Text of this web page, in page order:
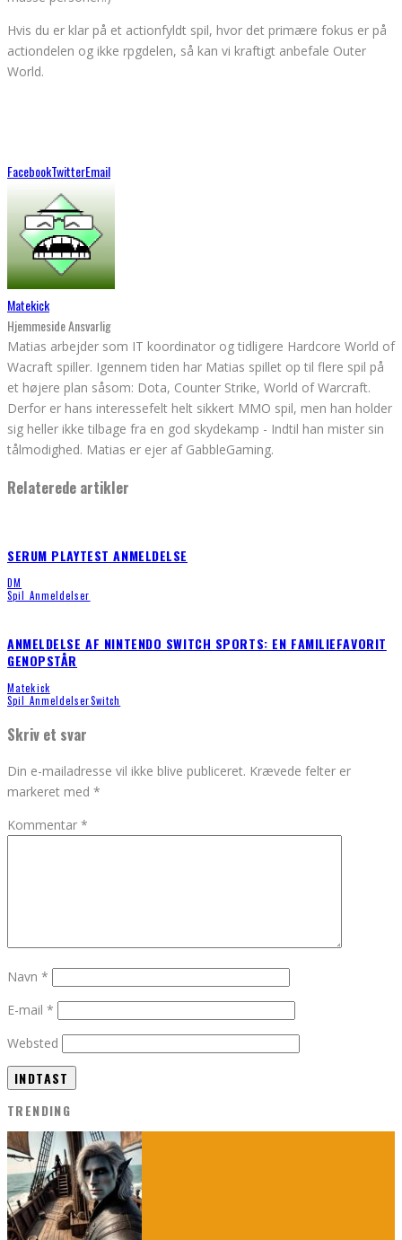
Hvis du er klar på et actionfyldt spil, hvor det primære fokus er på
actiondelen og ikke rpgdelen, så kan vi kraftigt anbefale Outer
World.
FacebookTwitterEmail
Matekick
Hjemmeside Ansvarlig
Matias arbejder som IT koordinator og tidligere Hardcore World of
Wacraft spiller. Igennem tiden har Matias spillet op til flere spil på
et højere plan såsom: Dota, Counter Strike, World of Warcraft.
Derfor er hans interessefelt helt sikkert MMO spil, men han holder
sig heller ikke tilbage fra en god skydekamp - Indtil han mister sin
tålmodighed. Matias er ejer af GabbleGaming.
Relaterede artikler
SERUM PLAYTEST ANMELDELSE
DM
Spil Anmeldelser
ANMELDELSE AF NINTENDO SWITCH SPORTS: EN FAMILIEFAVORIT
GENOPSTÅR
Matekick
Spil AnmeldelserSwitch
Skriv et svar
Din e-mailadresse vil ikke blive publiceret. Krævede felter er
markeret med *
Kommentar *
Navn *
E-mail *
Websted
TRENDING